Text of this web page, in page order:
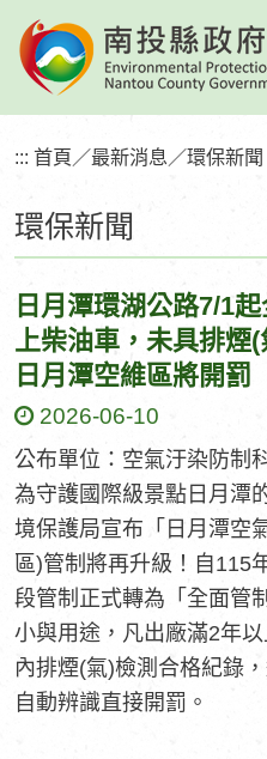
到
要
區
塊環保新聞
::: 首頁 ／最新消息 ／環保新聞
日月潭環湖公路7/1
上柴油車，未具排煙
日月潭空維區將開罰
2026-06-10
公布單位：空氣汙染防制
為守護國際級景點日月潭
境保護局宣布「日月潭空
區)管制將再升級！自115
段管制正式轉為「全面管
小與用途，凡出廠滿2年
內排煙(氣)檢測合格紀錄
自動辨識直接開罰。